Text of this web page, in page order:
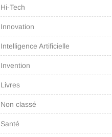
Hi-Tech
Innovation
Intelligence Artificielle
Invention
Livres
Non classé
Santé